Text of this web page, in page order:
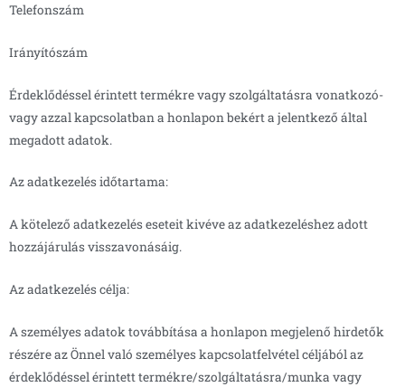
Telefonszám
Irányítószám
Érdeklődéssel érintett termékre vagy szolgáltatásra vonatkozó-
vagy azzal kapcsolatban a honlapon bekért a jelentkező által
megadott adatok.
Az adatkezelés időtartama:
A kötelező adatkezelés eseteit kivéve az adatkezeléshez adott
hozzájárulás visszavonásáig.
Az adatkezelés célja:
A személyes adatok továbbítása a honlapon megjelenő hirdetők
részére az Önnel való személyes kapcsolatfelvétel céljából az
érdeklődéssel érintett termékre/szolgáltatásra/munka vagy